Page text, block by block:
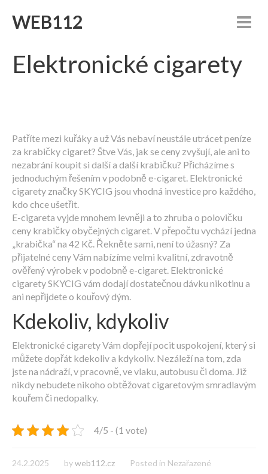
WEB112
Elektronické cigarety
Patříte mezi kuřáky a už Vás nebaví neustále utrácet peníze
za krabičky cigaret? Štve Vás, jak se ceny zvyšují, ale ani to
nezabrání koupit si další a další krabičku? Přicházíme s
jednoduchým řešením v podobně e-cigaret. Elektronické
cigarety značky SKYCIG jsou vhodná investice pro každého,
kdo chce ušetřit.
E-cigareta vyjde mnohem levněji a to zhruba o polovičku
ceny krabičky obyčejných cigaret. V přepočtu vychází jedna
„krabička“ na 42 Kč. Řekněte sami, není to úžasný? Za
přijatelné ceny Vám nabízíme velmi kvalitní, zdravotně
ověřený výrobek v podobně e-cigaret. Elektronické
cigarety SKYCIG vám dodají dostatečnou dávku nikotinu a
ani nepřijdete o kouřový dým.
Kdekoliv, kdykoliv
Elektronické cigaretyVám dopřejí pocit uspokojení, který si
můžete dopřát kdekoliv a kdykoliv. Nezáleží na tom, zda
jste na nádraží, v pracovně, ve vlaku, autobusu či doma. Již
nikdy nebudete nikoho obtěžovat cigaretovým smradlavým
kouřem či nedopalky.
4/5 - (1 vote)
24.2.2025 byweb112.cz Posted in Nezařazené